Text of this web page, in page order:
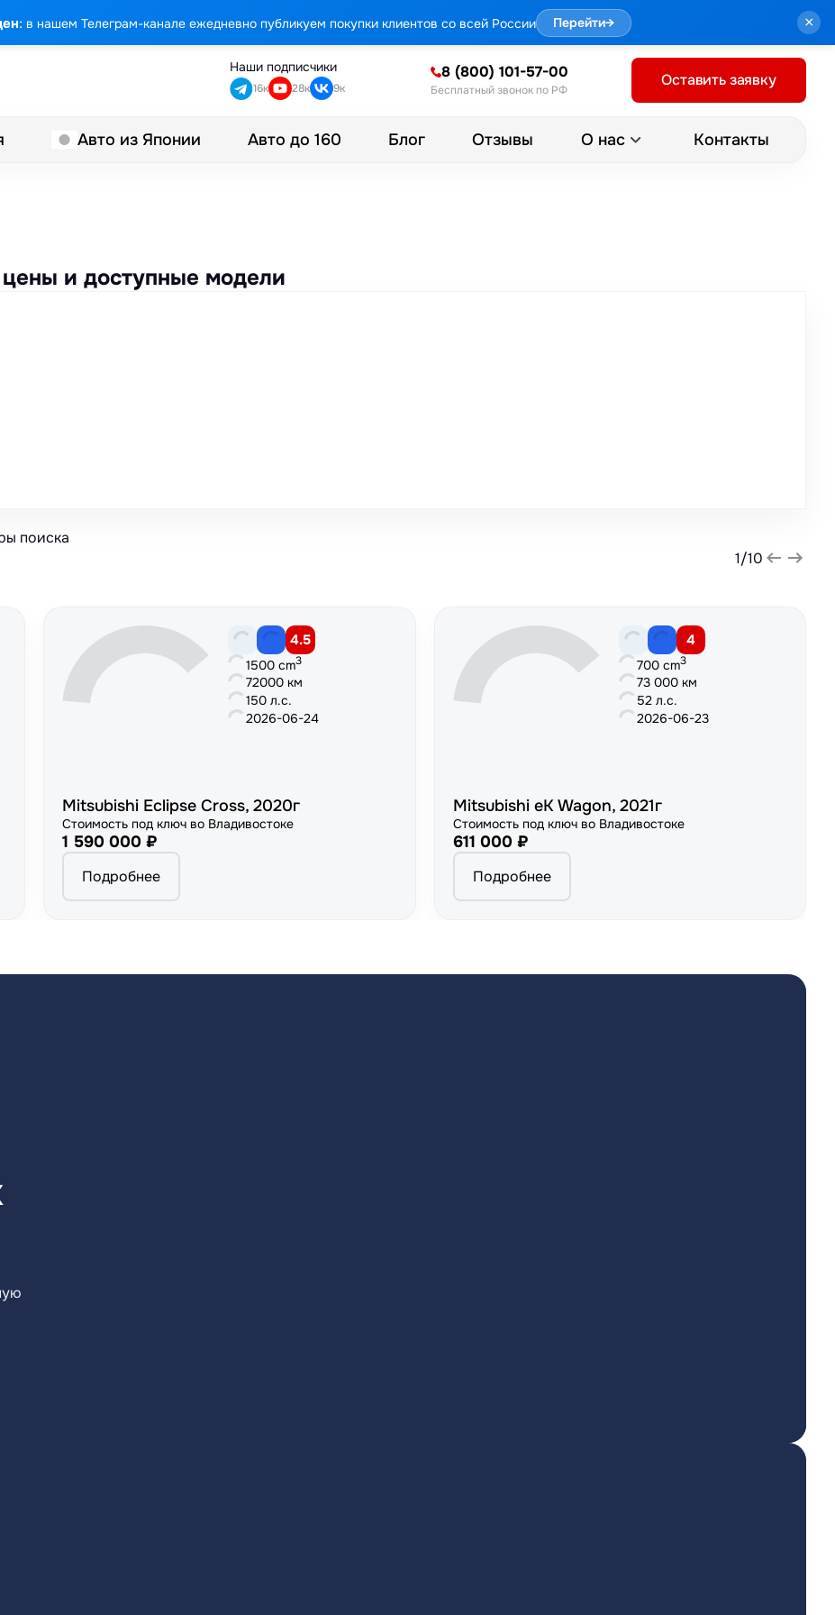
: в нашем Телеграм-канале ежедневно публикуем покупки клиентов со всей России Перейти→ ×
Наши подписчики
16к 28к 9к
8 (800) 101-57-00
Бесплатный звонок по РФ
Оставить заявку
Авто из Японии Авто до 160 Блог Отзывы О нас Контакты
и доступные модели
поиска
1/10
4.5
1500 cm3
72000 км
150 л.с.
2026-06-24
Mitsubishi Eclipse Cross, 2020г
Стоимость под ключ во Владивостоке
1 590 000 ₽
Подробнее
4
700 cm3
73 000 км
52 л.с.
2026-06-23
Mitsubishi eK Wagon, 2021г
Стоимость под ключ во Владивостоке
611 000 ₽
Подробнее